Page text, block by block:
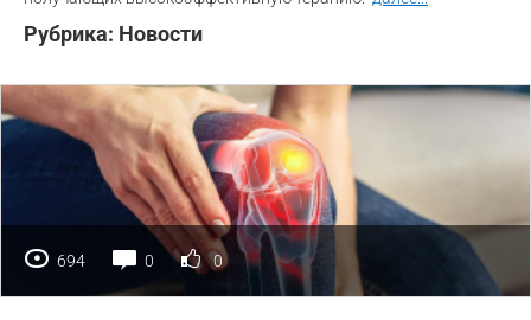
Рубрика: Новости
694 0 0